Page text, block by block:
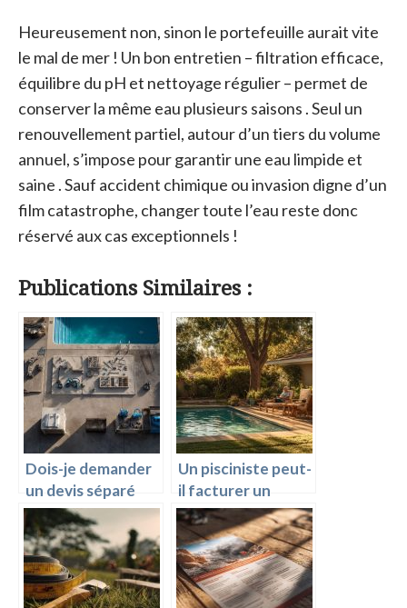
Heureusement non, sinon le portefeuille aurait vite
le mal de mer ! Un bon entretien – filtration efficace,
équilibre du pH et nettoyage régulier – permet de
conserver la même eau plusieurs saisons . Seul un
renouvellement partiel, autour d’un tiers du volume
annuel, s’impose pour garantir une eau limpide et
saine . Sauf accident chimique ou invasion digne d’un
film catastrophe, changer toute l’eau reste donc
réservé aux cas exceptionnels !
Publications Similaires :
Dois-je demander
un devis séparé
pour le local
technique ?
Un pisciniste peut-
il facturer un
supplément après
signature du devis
?